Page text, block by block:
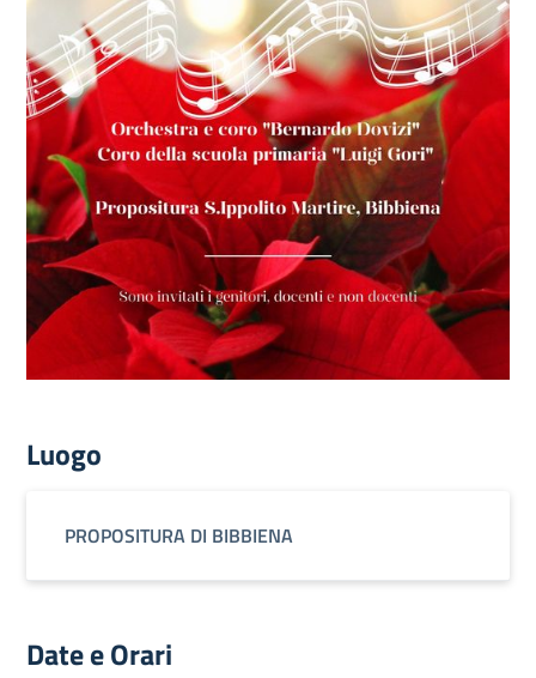
Luogo
PROPOSITURA DI BIBBIENA
Date e Orari